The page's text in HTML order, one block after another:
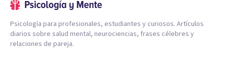
Psicología para profesionales, estudiantes y curiosos. Artículos
diarios sobre salud mental, neurociencias, frases célebres y
relaciones de pareja.